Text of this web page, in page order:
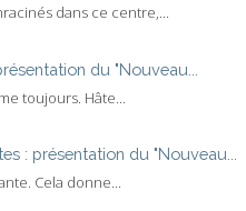
dans ce centre,...
du "Nouveau...
toujours. Hâte...
: présentation du "Nouveau...
Cela donne...